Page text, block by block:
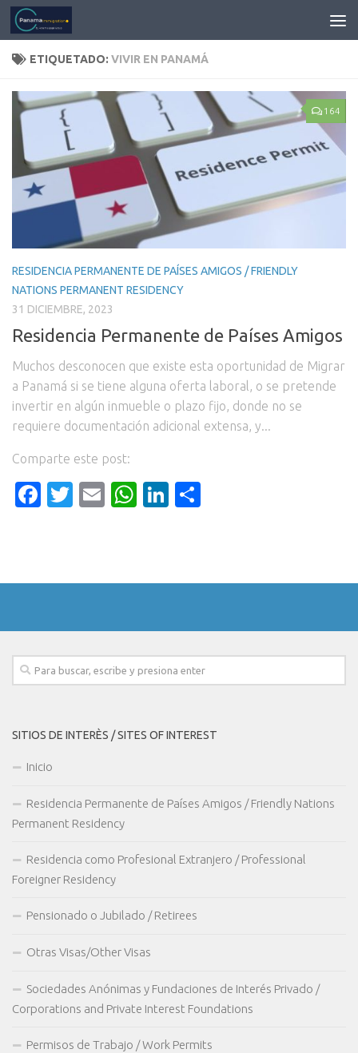
ETIQUETADO: VIVIR EN PANAMÁ
164
RESIDENCIA PERMANENTE DE PAÍSES AMIGOS / FRIENDLY
NATIONS PERMANENT RESIDENCY
31 DICIEMBRE, 2023
Residencia Permanente de Países Amigos
Muchos desconocen que existe esta oportunidad de Migrar
a Panamá si se tiene alguna oferta laboral, o se pretende
invertir en algún inmueble o plazo fijo, donde no se
requiere documentación adicional extensa, y...
Comparte este post:
Facebook
Twitter
EmailWhatsApp
LinkedIn
SITIOS DE INTERÈS / SITES OF INTEREST
Inicio
Residencia Permanente de Países Amigos / Friendly Nations
Permanent Residency
Residencia como Profesional Extranjero / Professional
Foreigner Residency
Pensionado o Jubilado / Retirees
Otras Visas/Other Visas
Sociedades Anónimas y Fundaciones de Interés Privado /
Corporations and Private Interest Foundations
Permisos de Trabajo / Work Permits